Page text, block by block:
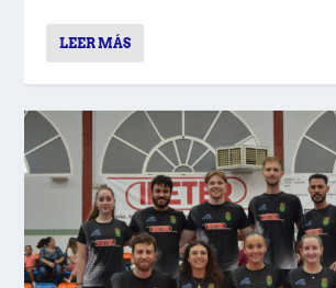
LEER MÁS